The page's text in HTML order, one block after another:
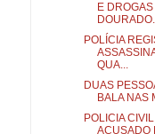
E
DOURADO.
POLÍCIA
QUA...
DUAS
BALA NAS
POLICIA
ACUSADO